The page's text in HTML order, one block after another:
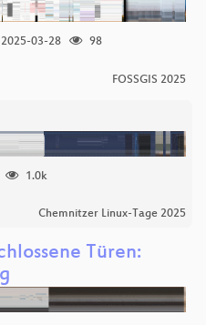
2025-03-28
98
FOSSGIS 2025
1.0k
Chemnitzer Linux-Tage 2025
Türen: